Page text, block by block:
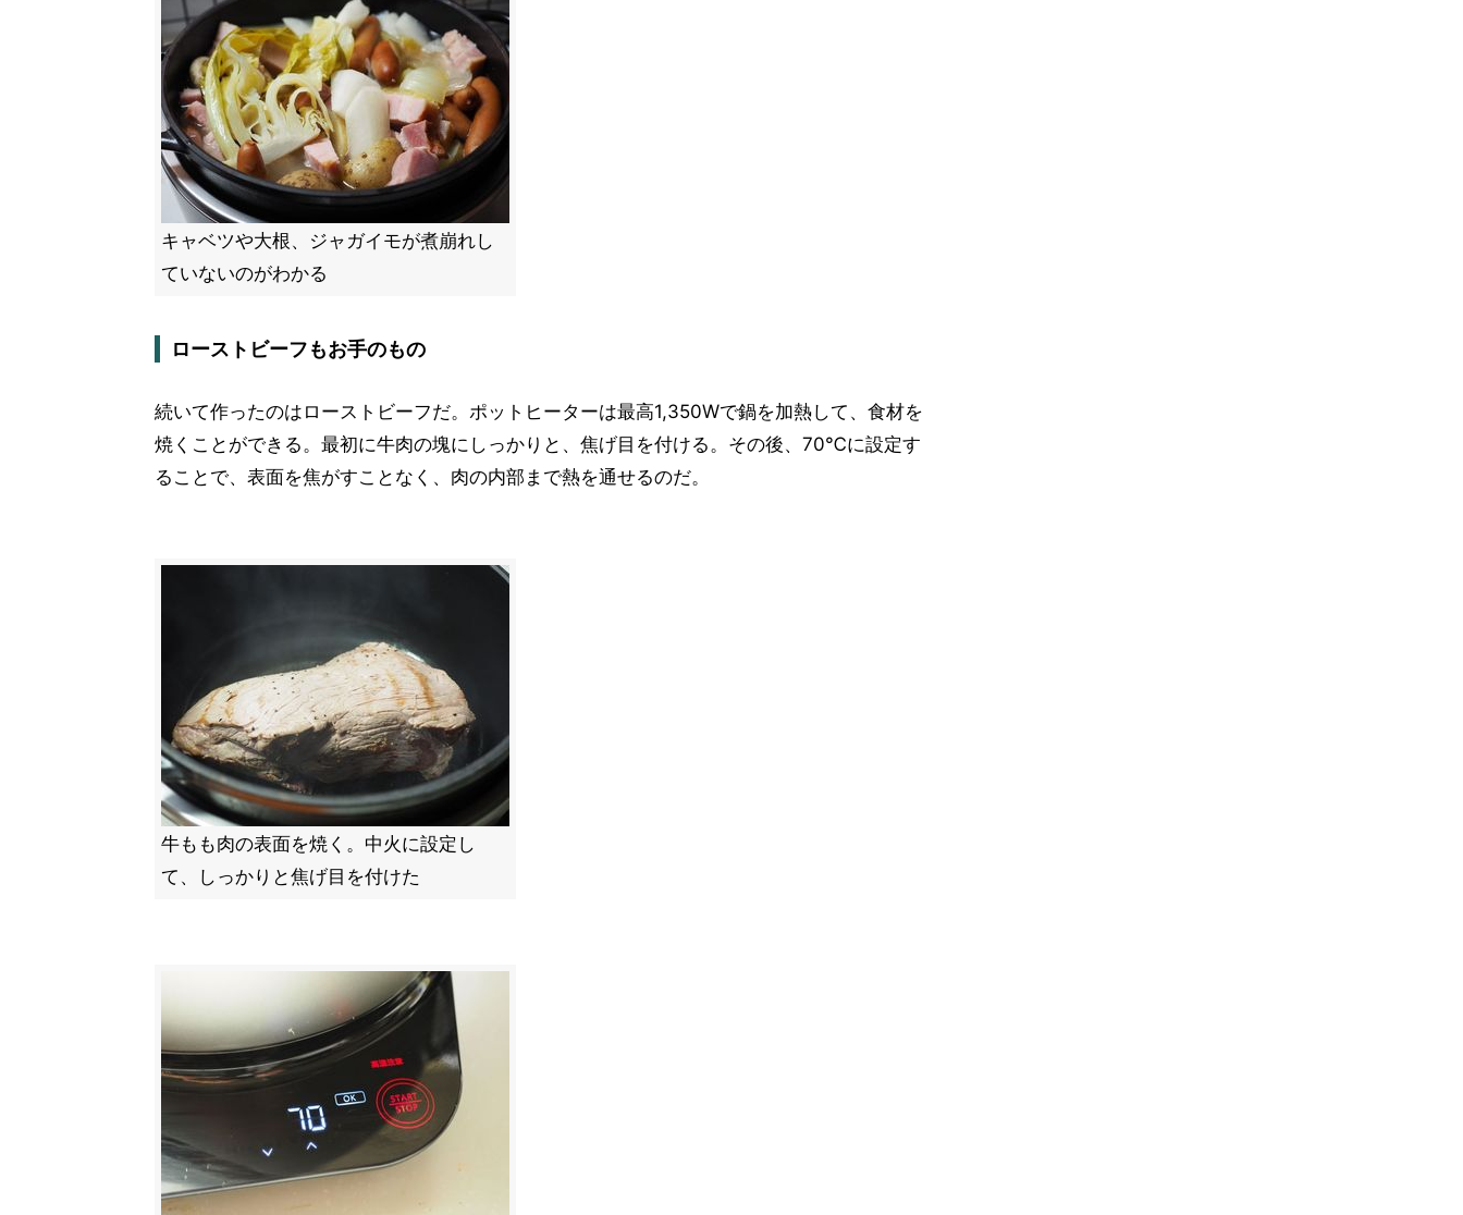
キャベツや大根、ジャガイモが煮崩れし
ていないのがわかる
ローストビーフもお手のもの
続いて作ったのはローストビーフだ。ポットヒーターは最高1,350Wで鍋を加熱して、食材を
焼くことができる。最初に牛肉の塊にしっかりと、焦げ目を付ける。その後、70℃に設定す
ることで、表面を焦がすことなく、肉の内部まで熱を通せるのだ。
牛もも肉の表面を焼く。中火に設定し
て、しっかりと焦げ目を付けた